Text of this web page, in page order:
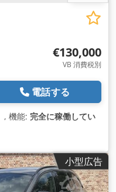
€130,000
VB 消費税別
電話する
, 機能: 完全に稼働してい
小型広告